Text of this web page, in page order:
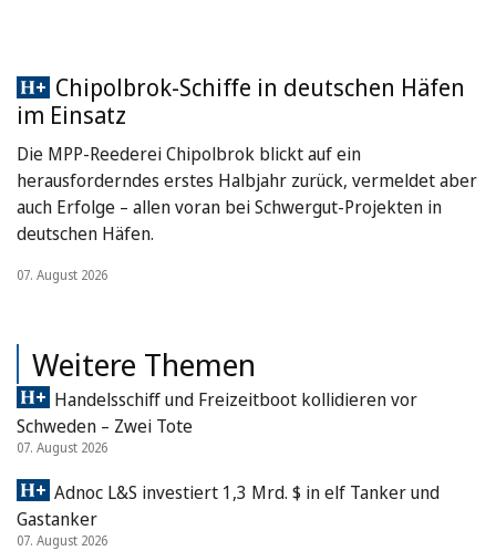
Chipolbrok-Schiffe in deutschen Häfen
im Einsatz
Die MPP-Reederei Chipolbrok blickt auf ein
herausforderndes erstes Halbjahr zurück, vermeldet aber
auch Erfolge – allen voran bei Schwergut-Projekten in
deutschen Häfen.
07. August 2026
Weitere Themen
Handelsschiff und Freizeitboot kollidieren vor
Schweden – Zwei Tote
07. August 2026
Adnoc L&S investiert 1,3 Mrd. $ in elf Tanker und
Gastanker
07. August 2026